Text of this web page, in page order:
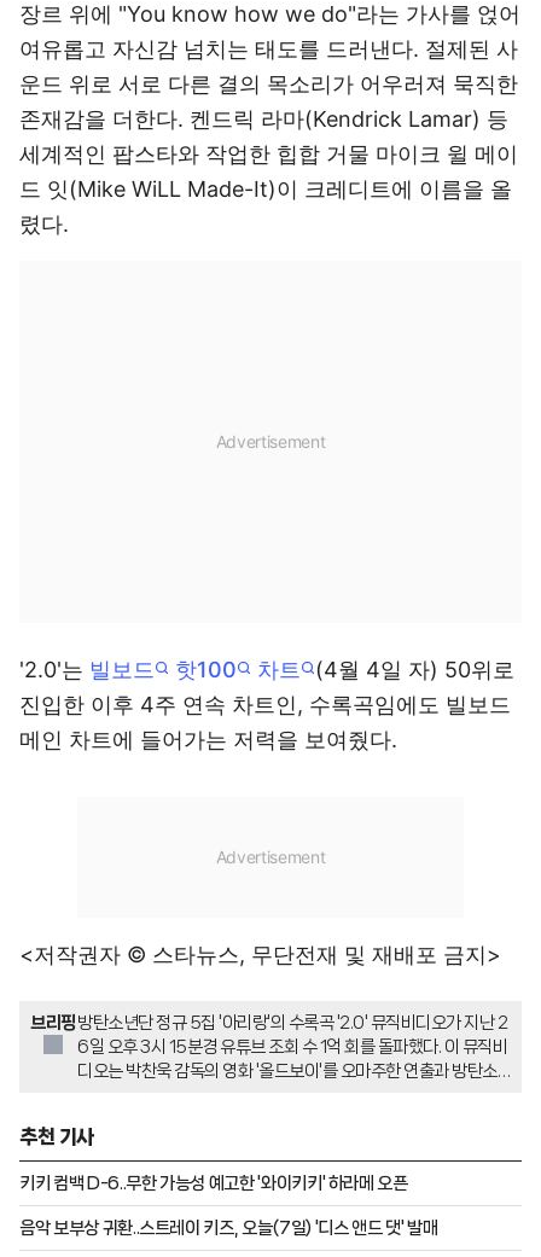
장르 위에 "You know how we do"라는 가사를 얹어
여유롭고 자신감 넘치는 태도를 드러낸다. 절제된 사
운드 위로 서로 다른 결의 목소리가 어우러져 묵직한
존재감을 더한다. 켄드릭 라마(Kendrick Lamar) 등
세계적인 팝스타와 작업한 힙합 거물 마이크 윌 메이
드 잇(Mike WiLL Made-It)이 크레디트에 이름을 올
렸다.
'2.0'는 빌보드 핫100 차트
(4월 4일 자) 50위로
진입한 이후 4주 연속 차트인, 수록곡임에도 빌보드
메인 차트에 들어가는 저력을 보여줬다.
<저작권자 © 스타뉴스, 무단전재 및 재배포 금지>
브리핑방탄소년단 정규 5집 '아리랑'의 수록곡 '2.0' 뮤직비디오가 지난 2
6일 오후 3시 15분경 유튜브 조회 수 1억 회를 돌파했다. 이 뮤직비
디오는 박찬욱 감독의 영화 '올드보이'를 오마주한 연출과 방탄소년
연속 진입하는 저력을 보여줬다.
추천 기사
키키 컴백 D-6..무한 가능성 예고한 '와이키키' 하라메 오픈
음악 보부상 귀환..스트레이 키즈, 오늘(7일) '디스 앤드 댓' 발매